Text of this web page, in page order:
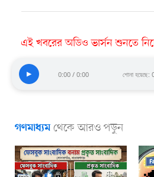
এই খবরের অডিও ভার্সন শুনতে
▶ 0:00 / 0:00 শোনা হয়েছে:
গণমাধ্যমথেকে আরও পড়ুন